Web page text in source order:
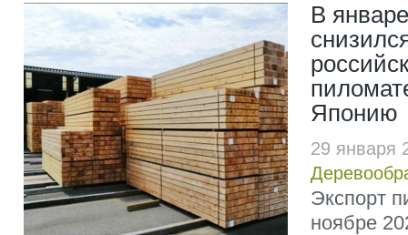
В
Японию
29 января
Экспорт
ноябре